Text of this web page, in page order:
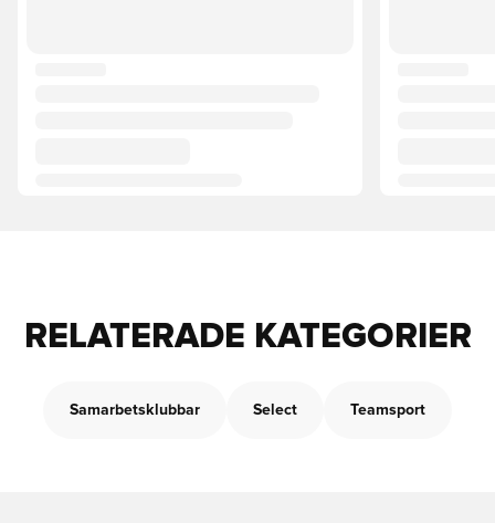
RELATERADE KATEGORIER
Samarbetsklubbar Select Teamsport